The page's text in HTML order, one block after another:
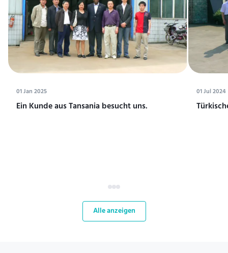
01 Jan 2025
Ein Kunde aus Tansania besucht uns.
01 Jul 2024
Alle anzeigen